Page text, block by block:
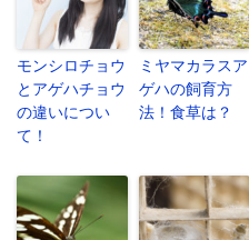
モンシロチョウ
とアゲハチョウ
の違いについ
て！
ミヤマカラスア
ゲハの飼育方
法！食草は？